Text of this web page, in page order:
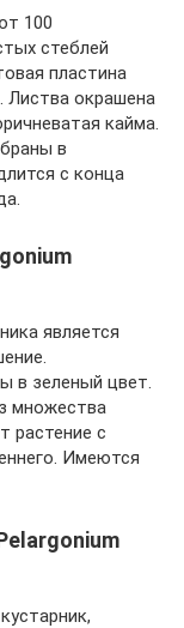
100
стеблей
пластина
Листва окрашена
кайма.
в
с конца
является
в зеленый цвет.
множества
растение с
Имеются